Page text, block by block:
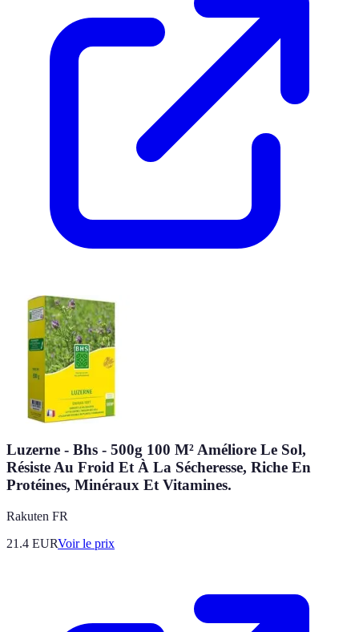
Luzerne - Bhs - 500g 100 M² Améliore Le Sol,
Résiste Au Froid Et À La Sécheresse, Riche En
Protéines, Minéraux Et Vitamines.
Rakuten FR
21.4 EURVoir le prix